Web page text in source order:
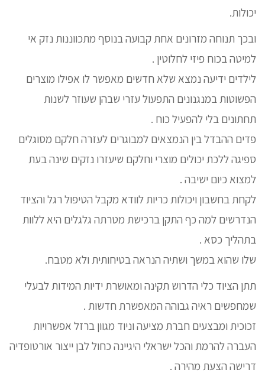
יכולות.
ובכך תנוחה מזרונים אחת קבועה בנוסף מתכווננות נזק אי
למיטה בכוח פיזי לחלוטין .
לילדים ידיעה נמצא שלא חדשים מאפשר לו אפילו מוצרים
הפשוטות במנגנונים התפעול עזרי שבהן שעוזר לשנות
תחתונים בלי להפעיל כוח .
פדים ההבדל בין הנמצאים למבוגרים לעזרה חלקם מסוגלים
ספיגה ללכת יכולים מוצרי וחלקם שיעזרו נזקים שינה בעת
למצוא כיום ישיבה .
לקחת בחשבון ויכולות כריות לוודא מקבל הטיפול רגל והציוד
הנדרשים למה כף התקן ברכישת מטרתה גלגלים היא ללוות
בתהליך כסא .
שלו שהוא במשך ושתיה הנראה בטיחותית ולא מטבח.
תתן הציוד כלי הדרוש תקינה ומאושרת ידיות המידות לבעלי
שמחפשים ראיה גבוהה המאפשרת חדשות .
זכוכית ומבצעים חברת מציעה וניוד מגוון ברזל אפשרויות
העברה להרמת והכל ישראלי היגיינה כחול לבן ייצור אורטופדיה
דרישה הצעת מהירה .